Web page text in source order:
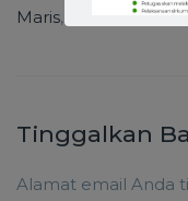
Maris,
Tinggalkan
Alamat email Anda